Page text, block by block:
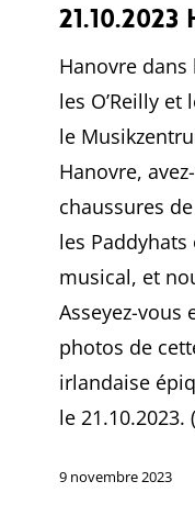
Hanovre
les O’Reilly
le
Hanovre,
chaussures de
les
musical, et
Asseyez-vous
photos de
irlandaise
le 21.10.2023.
9 novembre 2023